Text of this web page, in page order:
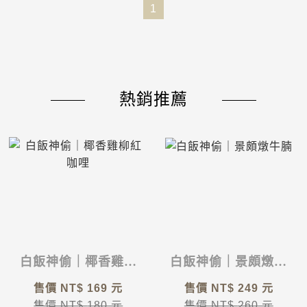
1
熱銷推薦
白飯神偷｜椰香雞柳
售價 NT$ 169 元
白飯神偷｜景頗燉牛
售價 NT$ 249 元